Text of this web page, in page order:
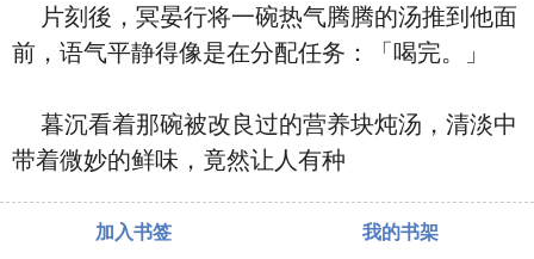
片刻後，冥晏行将一碗热气腾腾的汤推到他面
前，语气平静得像是在分配任务：「喝完。」
暮沉看着那碗被改良过的营养块炖汤，清淡中
带着微妙的鲜味，竟然让人有种
加入书签 我的书架